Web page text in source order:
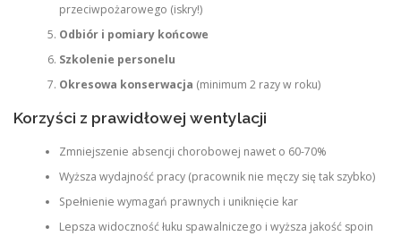
przeciwpożarowego (iskry!)
Odbiór i pomiary końcowe
Szkolenie personelu
Okresowa konserwacja (minimum 2 razy w roku)
Korzyści z prawidłowej wentylacji
Zmniejszenie absencji chorobowej nawet o 60-70%
Wyższa wydajność pracy (pracownik nie męczy się tak szybko)
Spełnienie wymagań prawnych i uniknięcie kar
Lepsza widoczność łuku spawalniczego i wyższa jakość spoin